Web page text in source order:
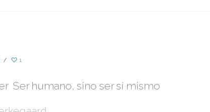
/ 1
Ser humano, sino ser sí mismo